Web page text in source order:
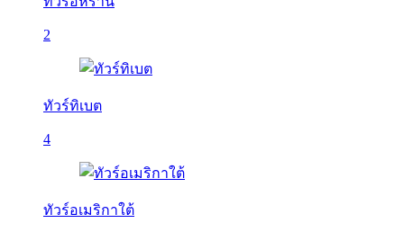
2
ทัวร์ทิเบต
4
ทัวร์อเมริกาใต้